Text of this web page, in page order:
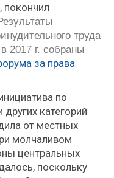
покончил
труда
2017 г. собраны
за права
по
категорий
от местных
молчаливом
центральных
поскольку